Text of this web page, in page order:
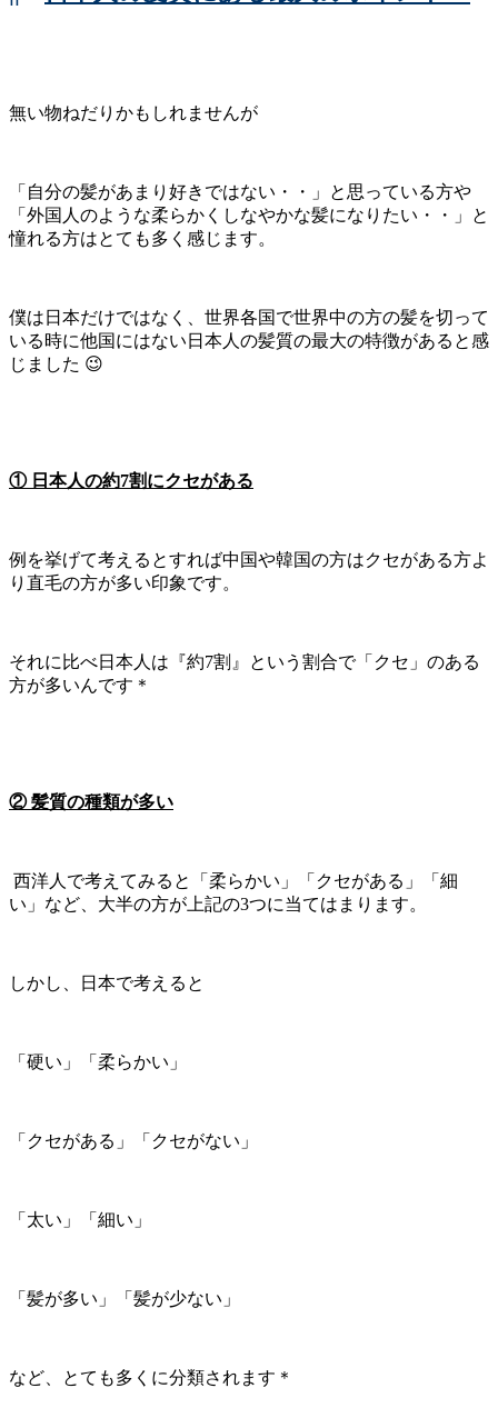
無い物ねだりかもしれませんが
「自分の髪があまり好きではない・・」と思っている方や
「外国人のような柔らかくしなやかな髪になりたい・・」と
憧れる方はとても多く感じます。
僕は日本だけではなく、世界各国で世界中の方の髪を切って
いる時に他国にはない日本人の髪質の最大の特徴があると感
じました 😉
① 日本人の約7割にクセがある
例を挙げて考えるとすれば中国や韓国の方はクセがある方よ
り直毛の方が多い印象です。
それに比べ日本人は『約7割』という割合で「クセ」のある
方が多いんです＊
② 髪質の種類が多い
西洋人で考えてみると「柔らかい」「クセがある」「細
い」など、大半の方が上記の3つに当てはまります。
しかし、日本で考えると
「硬い」「柔らかい」
「クセがある」「クセがない」
「太い」「細い」
「髪が多い」「髪が少ない」
など、とても多くに分類されます＊